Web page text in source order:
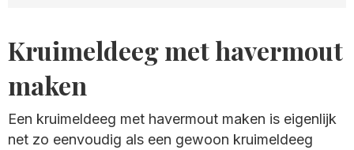
Kruimeldeeg met havermout
maken
Een kruimeldeeg met havermout maken is eigenlijk
net zo eenvoudig als een gewoon kruimeldeeg